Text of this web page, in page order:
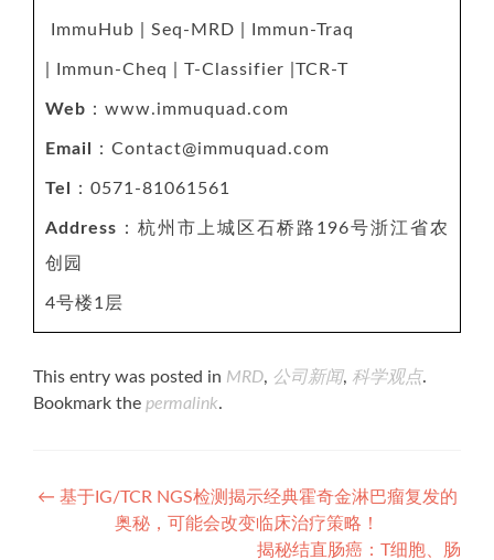
ImmuHub | Seq-MRD | Immun-Traq
| Immun-Cheq | T-Classifier |TCR-T
Web ：www.immuquad.com
Email ：Contact@immuquad.com
Tel ：0571-81061561
Address ：杭州市上城区石桥路196号浙江省农
创园
4号楼1层
This entry was posted in MRD, 公司新闻, 科学观点.
Bookmark the permalink.
Post
navigation
← 基于IG/TCR NGS检测揭示经典霍奇金淋巴瘤复发的
奥秘，可能会改变临床治疗策略！
揭秘结直肠癌：T细胞、肠